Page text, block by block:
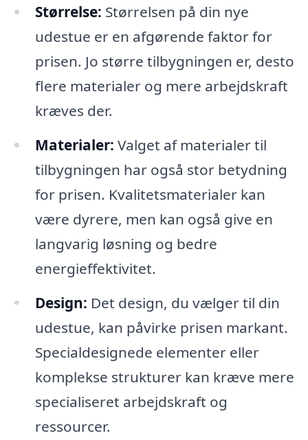
Størrelse: Størrelsen på din nye
udestue er en afgørende faktor for
prisen. Jo større tilbygningen er, desto
flere materialer og mere arbejdskraft
kræves der.
Materialer: Valget af materialer til
tilbygningen har også stor betydning
for prisen. Kvalitetsmaterialer kan
være dyrere, men kan også give en
langvarig løsning og bedre
energieffektivitet.
Design: Det design, du vælger til din
udestue, kan påvirke prisen markant.
Specialdesignede elementer eller
komplekse strukturer kan kræve mere
specialiseret arbejdskraft og
ressourcer.